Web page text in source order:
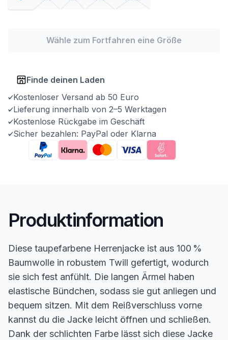
Wähle zum Fortfahren eine Größe
Finde deinen Laden
Kostenloser Versand ab 50 Euro
Lieferung innerhalb von 2–5 Werktagen
Kostenlose Rückgabe im Geschäft
Sicher bezahlen: PayPal oder Klarna
Produktinformation
Diese taupefarbene Herrenjacke ist aus 100 %
Baumwolle in robustem Twill gefertigt, wodurch
sie sich fest anfühlt. Die langen Ärmel haben
elastische Bündchen, sodass sie gut anliegen und
bequem sitzen. Mit dem Reißverschluss vorne
kannst du die Jacke leicht öffnen und schließen.
Dank der schlichten Farbe lässt sich diese Jacke